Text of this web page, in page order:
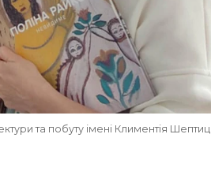
та побуту імені Климентія